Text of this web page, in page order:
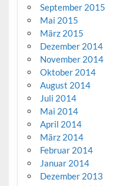
September 2015
Mai 2015
März 2015
Dezember 2014
November 2014
Oktober 2014
August 2014
Juli 2014
Mai 2014
April 2014
März 2014
Februar 2014
Januar 2014
Dezember 2013